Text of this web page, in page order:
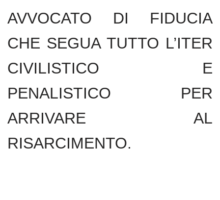
AVVOCATO DI FIDUCIA
CHE SEGUA TUTTO L’ITER
CIVILISTICO E
PENALISTICO PER
ARRIVARE AL
RISARCIMENTO.